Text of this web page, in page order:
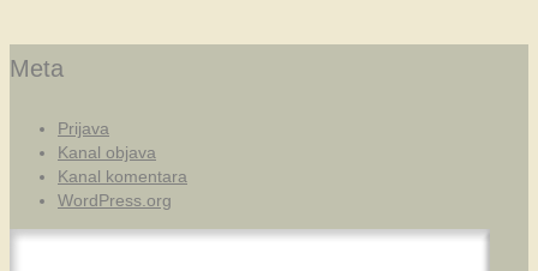
Meta
Prijava
Kanal objava
Kanal komentara
WordPress.org